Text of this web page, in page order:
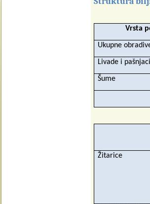
Vrsta
Ukupne
Livade i
Šume
Žitarice